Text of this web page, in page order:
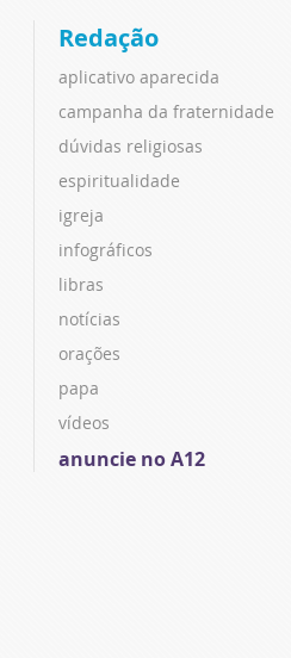
Redação
aplicativo aparecida
campanha da fraternidade
dúvidas religiosas
espiritualidade
igreja
infográficos
libras
notícias
orações
papa
vídeos
anuncie no A12